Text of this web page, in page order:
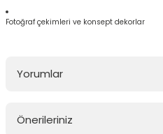
Fotoğraf çekimleri ve konsept dekorlar
Yorumlar
Önerileriniz